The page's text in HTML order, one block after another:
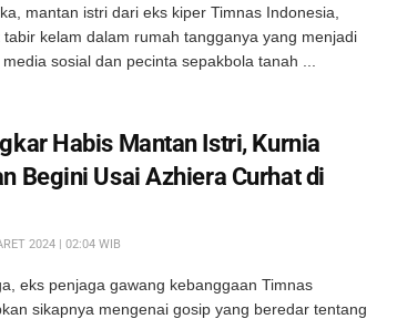
mantan istri dari eks kiper Timnas Indonesia,
kelam dalam rumah tangganya yang menjadi
sosial dan pecinta sepakbola tanah ...
Habis Mantan Istri, Kurnia
Begini Usai Azhiera Curhat di
2024 | 02:04 WIB
eks penjaga gawang kebanggaan Timnas
sikapnya mengenai gosip yang beredar tentang